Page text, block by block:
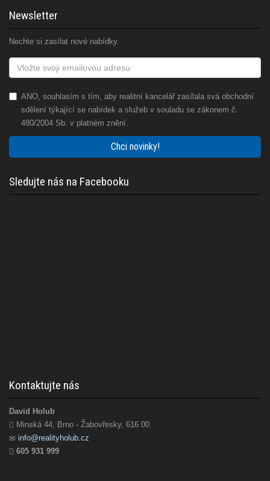
Newsletter
Nechte si zasílat nové nabídky.
ANO, souhlasím s tím, aby realitní kancelář zasílala svá obchodní
sdělení týkající se nabídek a služeb v souladu se zákonem č.
480/2004 Sb. v platném znění.
Chci novinky!
Sledujte nás na Facebooku
Kontaktujte nás
David Holub
Minská 44, Brno - Žabovřesky, 616 00
info@realityholub.cz
605 931 999